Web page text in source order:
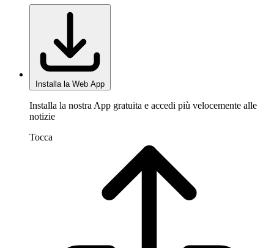
Installa la Web App
Installa la nostra App gratuita e accedi più velocemente alle
notizie
Tocca